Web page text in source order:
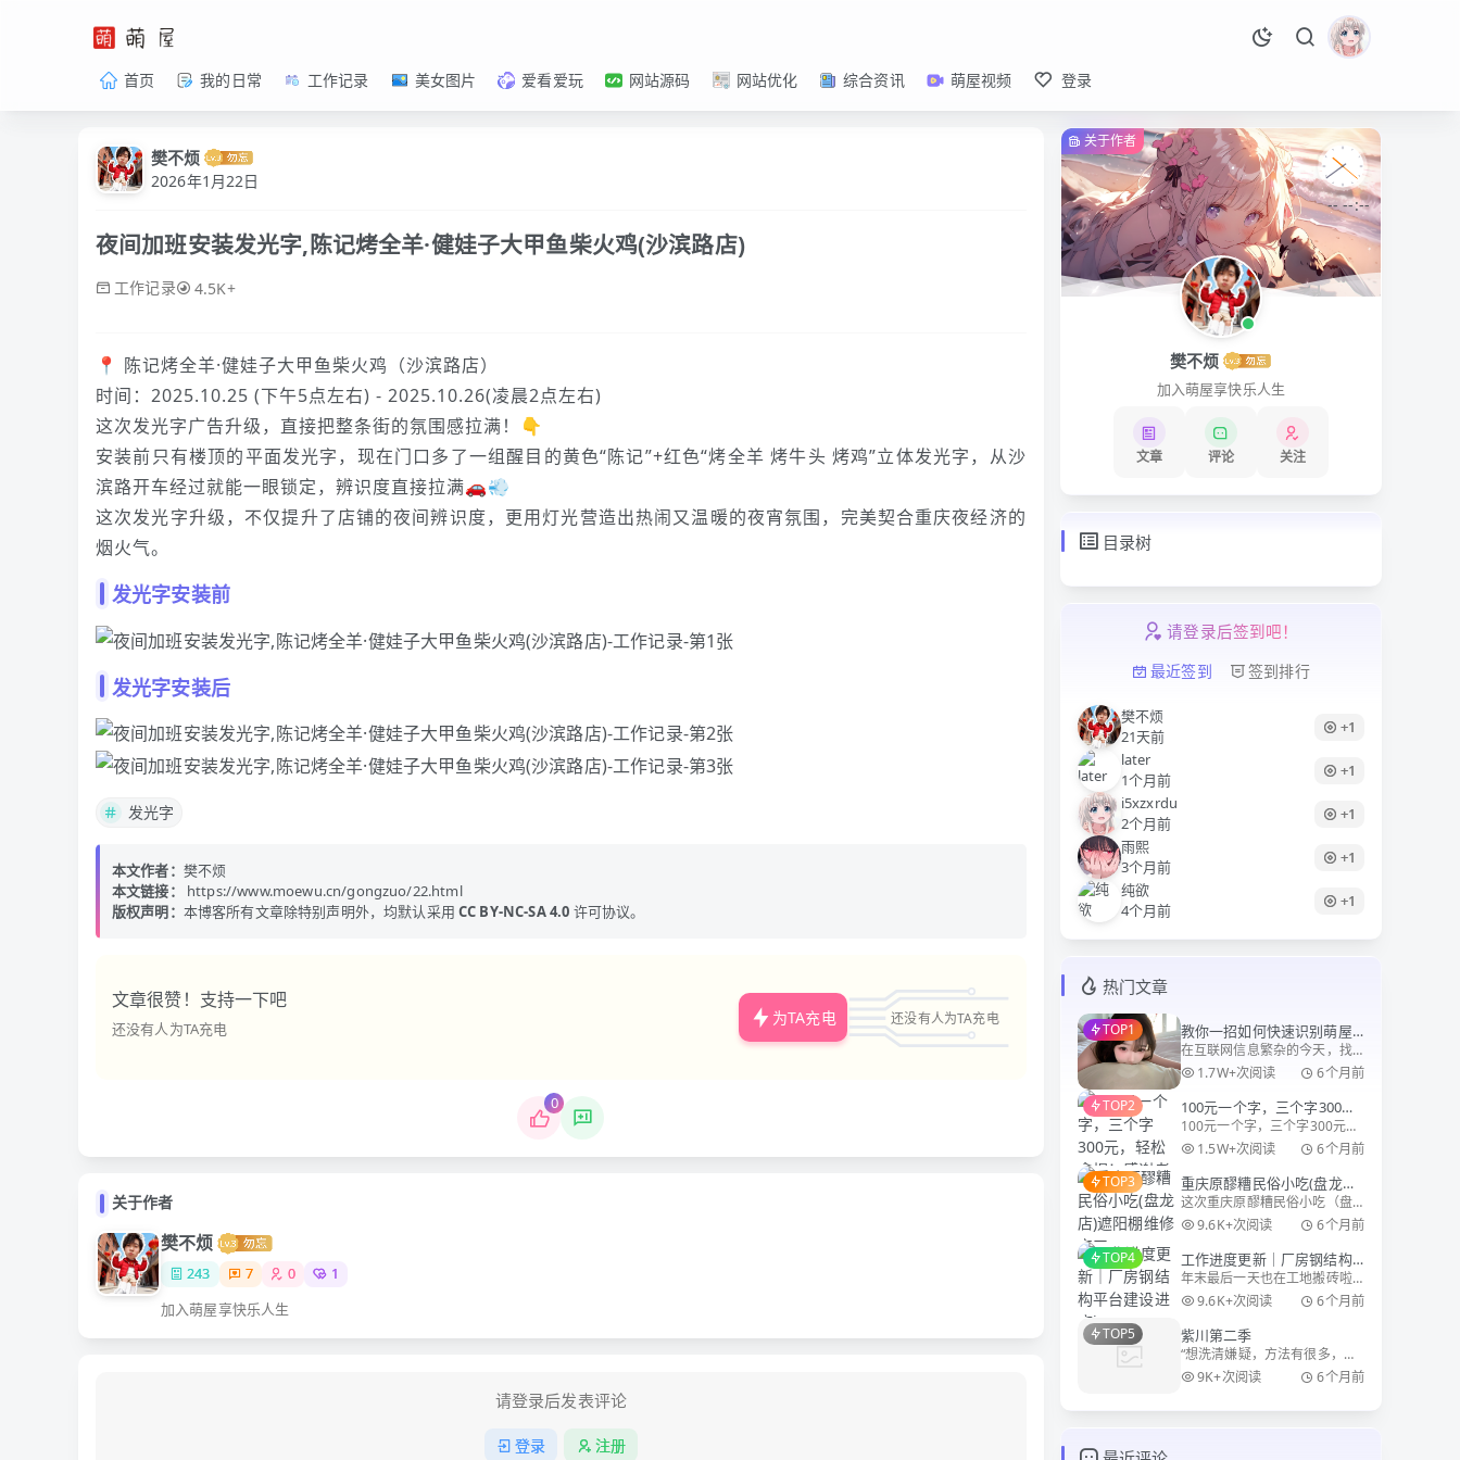
首页 我的日常 工作记录 美女图片 爱看爱玩 网站源码 网站优化 综合资讯 萌屋视频 登录
樊不烦
2026年1月22日
夜间加班安装发光字,陈记烤全羊·健娃子大甲鱼柴火鸡(沙滨路店)
工作记录 4.5K+
📍 陈记烤全羊·健娃子大甲鱼柴火鸡（沙滨路店）
时间：2025.10.25 (下午5点左右) - 2025.10.26(凌晨2点左右)
这次发光字广告升级，直接把整条街的氛围感拉满！👇
安装前只有楼顶的平面发光字，现在门口多了一组醒目的黄色“陈记”+红色“烤全羊 烤牛头 烤鸡”立体发光字，从沙
滨路开车经过就能一眼锁定，辨识度直接拉满🚗💨
这次发光字升级，不仅提升了店铺的夜间辨识度，更用灯光营造出热闹又温暖的夜宵氛围，完美契合重庆夜经济的
烟火气。
发光字安装前
发光字安装后
发光字
本文作者： 樊不烦
本文链接：
https://www.moewu.cn/gongzuo/22.html
版权声明： 本博客所有文章除特别声明外，均默认采用 CC BY-NC-SA 4.0 许可协议。
文章很赞！支持一下吧
还没有人为TA充电
为TA充电 还没有人为TA充电
0
关于作者
樊不烦
243 7 0 1
加入萌屋享快乐人生
请登录后发表评论
登录 注册
关于作者
-- --:--
樊不烦
加入萌屋享快乐人生
文章 评论 关注
目录树
请登录后签到吧！
最近签到 签到排行
樊不烦
21天前
+1
later
1个月前
+1
i5xzxrdu
2个月前
+1
雨熙
3个月前
+1
纯欲
4个月前
+1
热门文章
TOP1
教你一招如何快速识别萌屋
记官方网站网址
在互联网信息繁杂的今天，找
到一个网站的官方网址并非易
的个人博客平台，其官方网址
moewu.cn 也时常被一些假冒
网站模仿。今天，就来教你一
1.7W+次阅读
6个月前
TOP2
100元一个字，三个字300
元，轻松拿捏！感谢老板支
持
100元一个字，三个字300元，
轻松拿捏！感谢老板支持 哈
照，还好老板有，找老板要
了。 重庆某小区内安装三个大
约50cm的字，安装在一个休闲
1.5W+次阅读
6个月前
TOP3
重庆原醪糟民俗小吃(盘龙店)
遮阳棚维修完工
这次重庆原醪糟民俗小吃（盘
龙店）的遮阳棚维修工作真是
糟小吃闻名的老店，之前安装
的电动雨棚似乎不太实用，店
家决定改换成更传统的摇杆式
9.6K+次阅读
6个月前
TOP4
工作进度更新｜厂房钢结构
平台建设进度ing
年末最后一天也在工地搬砖啦
🧱 今天来更新厂房的施工进
经安装到位，地面也做了硬化
处理，整体雏形已经出来了～
看着空荡荡的厂房一点点成
9.6K+次阅读
6个月前
TOP5
紫川第二季
“想洗清嫌疑，方法有很多，语
言辩解只是其中的一种，但也
种辩解的方法！” 紫川秀，
9K+次阅读 6个月前